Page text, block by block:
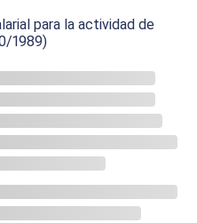
para la actividad de
1989)